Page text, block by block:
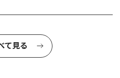
て見る